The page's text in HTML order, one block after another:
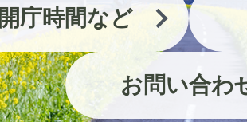
開庁時間など
お問い合わ